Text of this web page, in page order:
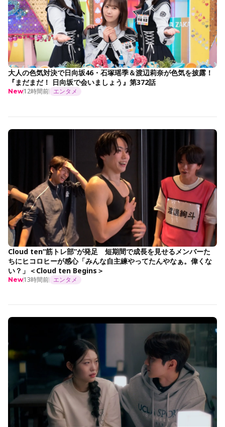
大人の色気対決で日向坂46・石塚瑶季＆渡辺莉奈が色気を披露！
『まだまだ！ 日向坂で会いましょう』第372話
New12時間前 エンタメ
Cloud ten“筋トレ部”が発足 短期間で成長を見せるメンバーた
ちにヒコロヒーが感心「みんな自主練やってたんやなぁ。偉くな
い？」＜Cloud ten Begins＞
New13時間前 エンタメ